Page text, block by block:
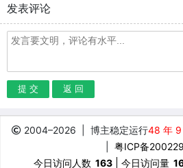
发表评论
提 交 返 回
2004–2026 | 博主稳定运行48 年
粤ICP备
今日访问人数 163 今日访问量